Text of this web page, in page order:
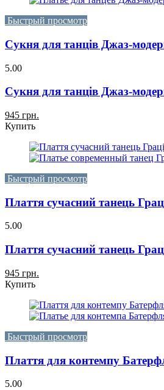
Быстрый просмотр
Сукня для танців Джаз-
5.00
Сукня для танців Джаз-
945 грн.
Купить
Быстрый просмотр
Плаття сучасний танець
5.00
Плаття сучасний танець
945 грн.
Купить
Быстрый просмотр
Плаття для контемпу
5.00